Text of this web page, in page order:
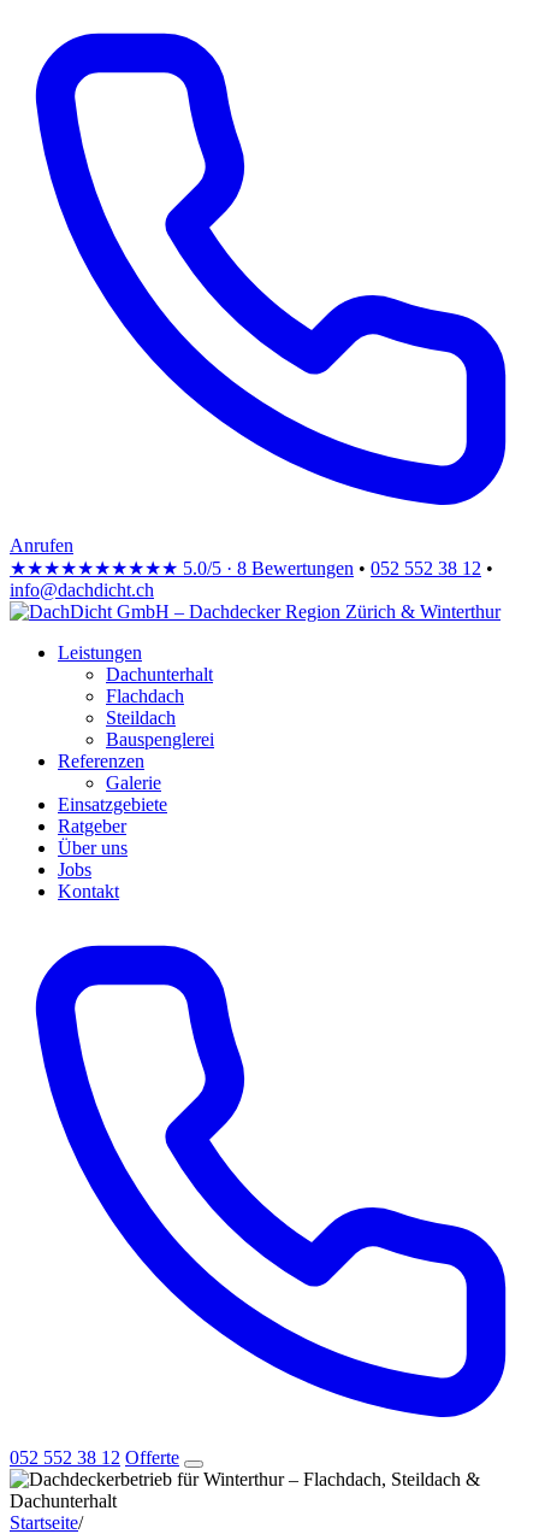
Anrufen
★★★★★★★★★★ 5.0/5 · 8 Bewertungen • 052 552 38 12 •
info@dachdicht.ch
Leistungen
Dachunterhalt
Flachdach
Steildach
Bauspenglerei
Referenzen
Galerie
Einsatzgebiete
Ratgeber
Über uns
Jobs
Kontakt
052 552 38 12 Offerte
Startseite/Dachdeckerbetrieb für Winterthur